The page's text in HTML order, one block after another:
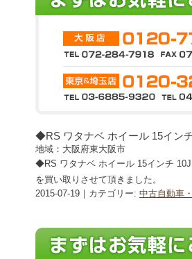
◆RS ワタナベ ホイール 15イン
地域：大阪府東大阪市
◆RS ワタナベ ホイール 15インチ
を買い取りさせて頂きました。
2015-07-19｜カテゴリー: 中古自動車